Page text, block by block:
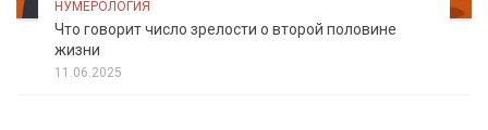
НУМЕРОЛОГИЯ
Что говорит число зрелости о второй половине
жизни
11.06.2025